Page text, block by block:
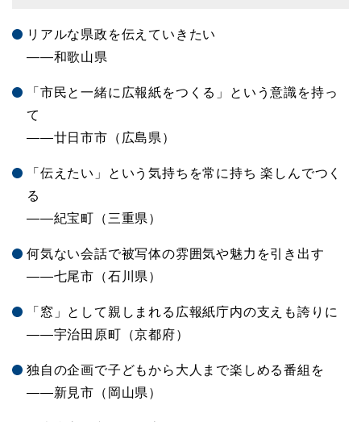
リアルな県政を伝えていきたい
――和歌山県
「市民と一緒に広報紙をつくる」という意識を持っ
て
――廿日市市（広島県）
「伝えたい」という気持ちを常に持ち 楽しんでつく
る
――紀宝町（三重県）
何気ない会話で被写体の雰囲気や魅力を引き出す
――七尾市（石川県）
「窓」として親しまれる広報紙庁内の支えも誇りに
――宇治田原町（京都府）
独自の企画で子どもから大人まで楽しめる番組を
――新見市（岡山県）